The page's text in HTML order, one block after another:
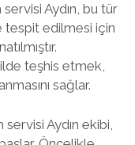
Aydın, bu tür
tespit edilmesi için
teşhis etmek,
sağlar.
Aydın ekibi,